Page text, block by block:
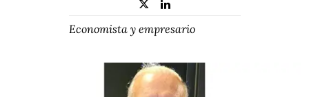
Economista y empresario